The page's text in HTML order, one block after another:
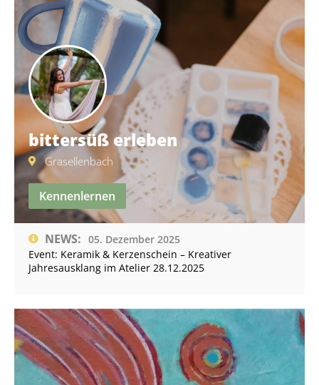
bittersüß erleben
Grasellenbach
Kennenlernen
NEWS: 05. Dezember 2025
Event: Keramik & Kerzenschein – Kreativer
Jahresausklang im Atelier 28.12.2025